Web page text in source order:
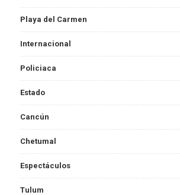
Playa del Carmen
Internacional
Policiaca
Estado
Cancún
Chetumal
Espectáculos
Tulum